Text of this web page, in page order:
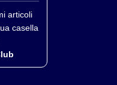
articoli
casella